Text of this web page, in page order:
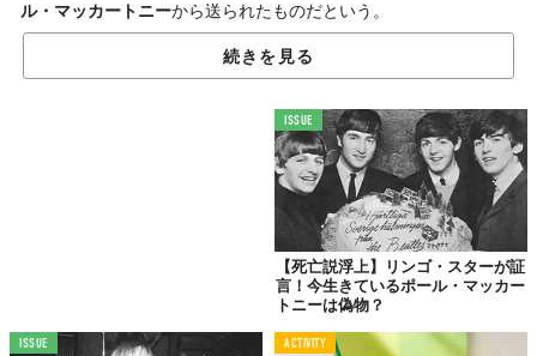
ル・マッカートニーから送られたものだという。
を巡っては、およそ十年に渡ってアク
ティビストやセレブから追加料金の廃止を求める声が挙がり、活
この一つとして「動物の倫理的扱いを求める人々の会（＝
が開かれており、ポールの手紙はこ
スタバ誕生の地、シアトルでのコンサートを控えてのことだっ
GOT BACK. NORTH AMERICAN TOUR 2022
続きを見る
ISSUE
【死亡説浮上】リンゴ・スターが証
言！今生きているポール・マッカー
トニーは偽物？
ISSUE ACTIVITY